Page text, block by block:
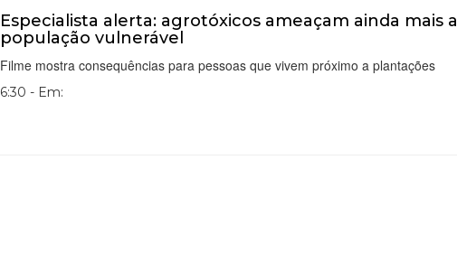
Especialista alerta: agrotóxicos ameaçam ainda mais a
população vulnerável
Filme mostra consequências para pessoas que vivem próximo a plantações
6:30 - Em: